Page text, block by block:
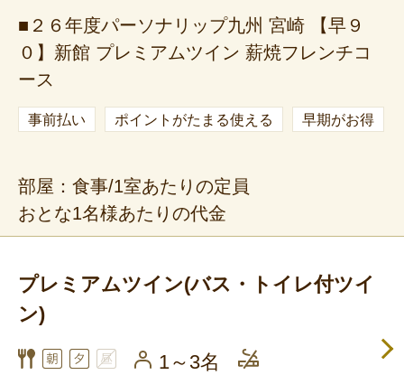
■２６年度パーソナリップ九州 宮崎 【早９
０】新館 プレミアムツイン 薪焼フレンチコ
ース
事前払い ポイントがたまる使える 早期がお得
部屋：食事/1室あたりの定員
おとな1名様あたりの代金
プレミアムツイン(バス・トイレ付ツイ
ン)
1～3名